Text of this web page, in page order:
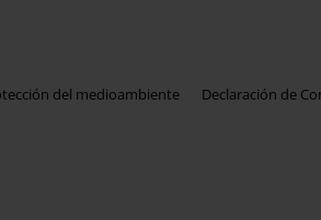
del medioambiente Declaración de